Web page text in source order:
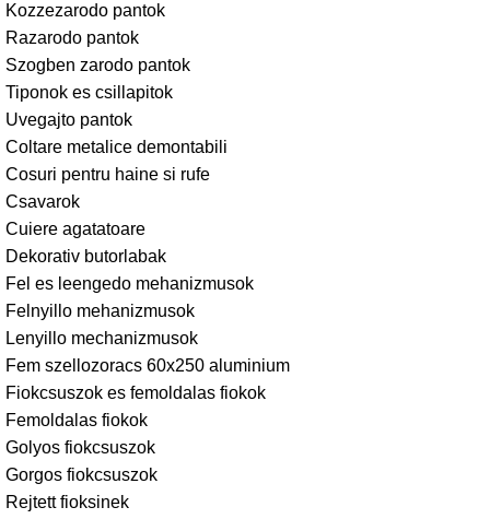
Kozzezarodo pantok
Razarodo pantok
Szogben zarodo pantok
Tiponok es csillapitok
Uvegajto pantok
Coltare metalice demontabili
Cosuri pentru haine si rufe
Csavarok
Cuiere agatatoare
Dekorativ butorlabak
Fel es leengedo mehanizmusok
Felnyillo mehanizmusok
Lenyillo mechanizmusok
Fem szellozoracs 60x250 aluminium
Fiokcsuszok es femoldalas fiokok
Femoldalas fiokok
Golyos fiokcsuszok
Gorgos fiokcsuszok
Rejtett fioksinek